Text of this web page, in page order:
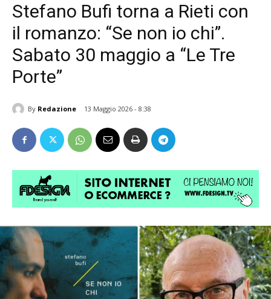
Stefano Bufi torna a Rieti con
il romanzo: “Se non io chi”.
Sabato 30 maggio a “Le Tre
Porte”
By Redazione 13 Maggio 2026 - 8:38